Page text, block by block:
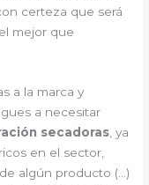
certeza que será
mejor que
a la marca y
a necesitar
secadoras , ya
en el sector,
algún producto (…)